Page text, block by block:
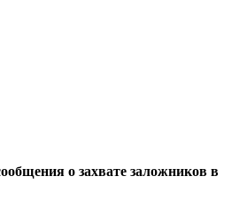
о захвате заложников в